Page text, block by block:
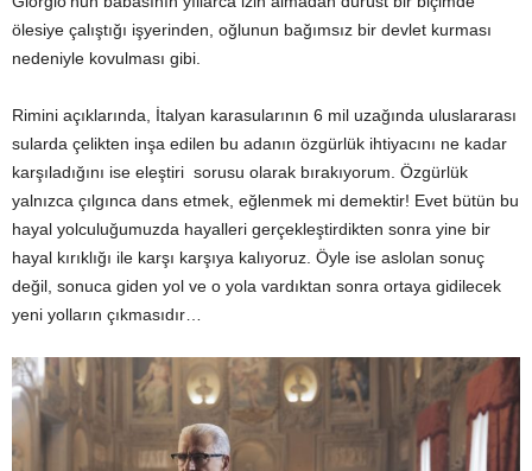
ölesiye çalıştığı işyerinden, oğlunun bağımsız bir devlet kurması
nedeniyle kovulması gibi.
Rimini açıklarında, İtalyan karasularının 6 mil uzağında uluslararası
sularda çelikten inşa edilen bu adanın özgürlük ihtiyacını ne kadar
karşıladığını ise eleştiri sorusu olarak bırakıyorum. Özgürlük
yalnızca çılgınca dans etmek, eğlenmek mi demektir! Evet bütün bu
hayal yolculuğumuzda hayalleri gerçekleştirdikten sonra yine bir
hayal kırıklığı ile karşı karşıya kalıyoruz. Öyle ise aslolan sonuç
değil, sonuca giden yol ve o yola vardıktan sonra ortaya gidilecek
yeni yolların çıkmasıdır…